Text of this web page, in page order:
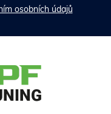
osobních údajů